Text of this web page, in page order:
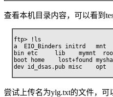
查看本机目录内容，可以看到
ftp> !ls
a  EIO_Binders initrd
bin etc     lib    mymnt
boot home    lost+found
dev id_dsas.pub misc
尝试上传名为ylg.txt的文件，可